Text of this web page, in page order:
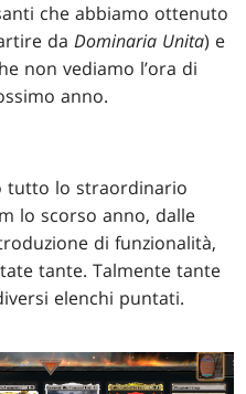
che abbiamo ottenuto
daDominaria Unita) e
non vediamo l’ora di
anno.
tutto lo straordinario
lo scorso anno, dalle
di funzionalità,
tante. Talmente tante
elenchi puntati.